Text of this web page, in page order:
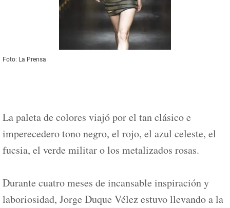
Foto: La Prensa
La paleta de colores viajó por el tan clásico e
imperecedero tono negro, el rojo, el azul celeste, el
fucsia, el verde militar o los metalizados rosas.
Durante cuatro meses de incansable inspiración y
laboriosidad, Jorge Duque Vélez estuvo llevando a la